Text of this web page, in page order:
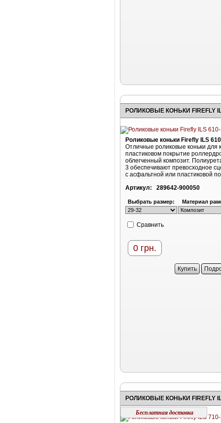
РОЛИКОВЫЕ КОНЬКИ FIREFLY
Роликовые коньки Firefly ILS 610
Отличные роликовые коньки для
пластиковом покрытие
облегченный композит.
3 обеспечивают превосходное
с асфальтной или пластиковой
Артикул:
289642-900050
Выбрать размер: Материал
Cравнить
0 грн.
Купить
РОЛИКОВЫЕ КОНЬКИ FIREFLY
Бесплатная доставка